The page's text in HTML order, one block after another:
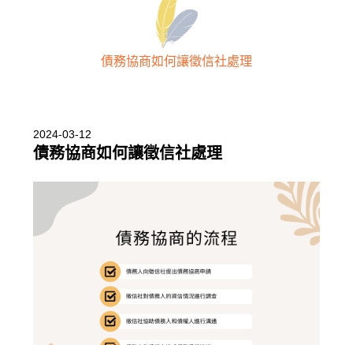
債務協商如何讓徵信社處理
2024-03-12
債務協商如何讓徵信社處理